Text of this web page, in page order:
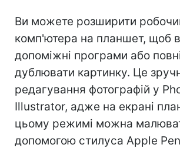
Ви можете розширити
комп'ютера на планшет, щоб
допоміжні програми або
дублювати картинку. Це
редагування фотографій у
Illustrator, адже на екрані
цьому режимі можна
допомогою стилуса Apple